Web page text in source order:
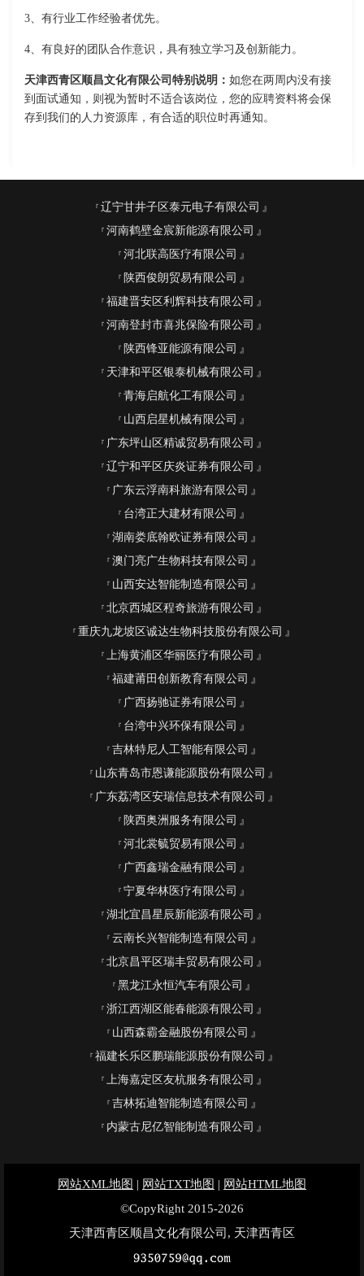
3、有行业工作经验者优先。
4、有良好的团队合作意识，具有独立学习及创新能力。
天津西青区顺昌文化有限公司特别说明： 如您在两周内没有接
到面试通知，则视为暂时不适合该岗位，您的应聘资料将会保
存到我们的人力资源库，有合适的职位时再通知。
辽宁甘井子区泰元电子有限公司
河南鹤壁金宸新能源有限公司
河北联高医疗有限公司
陕西俊朗贸易有限公司
福建晋安区利辉科技有限公司
河南登封市喜兆保险有限公司
陕西锋亚能源有限公司
天津和平区银泰机械有限公司
青海启航化工有限公司
山西启星机械有限公司
广东坪山区精诚贸易有限公司
辽宁和平区庆炎证券有限公司
广东云浮南科旅游有限公司
台湾正大建材有限公司
湖南娄底翰欧证券有限公司
澳门亮广生物科技有限公司
山西安达智能制造有限公司
北京西城区程奇旅游有限公司
重庆九龙坡区诚达生物科技股份有限公司
上海黄浦区华丽医疗有限公司
福建莆田创新教育有限公司
广西扬驰证券有限公司
台湾中兴环保有限公司
吉林特尼人工智能有限公司
山东青岛市恩谦能源股份有限公司
广东荔湾区安瑞信息技术有限公司
陕西奥洲服务有限公司
河北裳毓贸易有限公司
广西鑫瑞金融有限公司
宁夏华林医疗有限公司
湖北宜昌星辰新能源有限公司
云南长兴智能制造有限公司
北京昌平区瑞丰贸易有限公司
黑龙江永恒汽车有限公司
浙江西湖区能春能源有限公司
山西森霸金融股份有限公司
福建长乐区鹏瑞能源股份有限公司
上海嘉定区友杭服务有限公司
吉林拓迪智能制造有限公司
内蒙古尼亿智能制造有限公司
网站XML地图 | 网站TXT地图 | 网站HTML地图
©CopyRight 2015-2026
天津西青区顺昌文化有限公司, 天津西青区